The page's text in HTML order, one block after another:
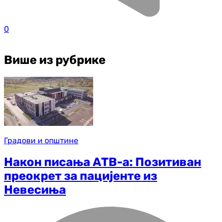
0
Више из рубрике
Градови и општине
Након писања АТВ-а: Позитиван
преокрет за пацијенте из
Невесиња